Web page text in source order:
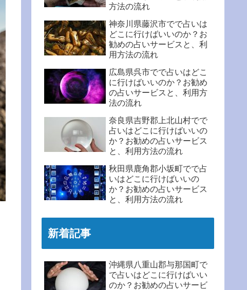
方法の流れ
神奈川県藤沢市でで占いは
どこに行けばいいのか？お
勧めの占いサービスと、利
用方法の流れ
広島県呉市でで占いはどこ
に行けばいいのか？お勧め
の占いサービスと、利用方
法の流れ
奈良県吉野郡上北山村でで
占いはどこに行けばいいの
か？お勧めの占いサービス
と、利用方法の流れ
秋田県鹿角郡小坂町でで占
いはどこに行けばいいの
か？お勧めの占いサービス
と、利用方法の流れ
新着記事
沖縄県八重山郡与那国町で
で占いはどこに行けばいい
のか？お勧めの占いサービ